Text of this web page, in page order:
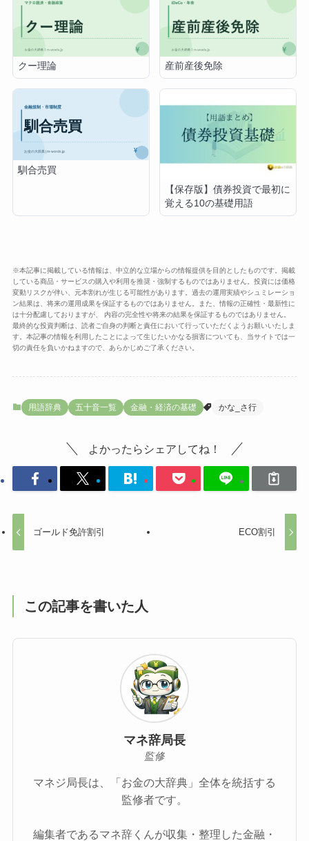
クー理論 産前産後免除
馴合売買
【保存版】債券投資で最初に
覚える10の基礎用語
※本記事に掲載している情報は、中立的な立場からの情報提供を目的としたものです。掲載
している商品・サービスの購入や利用を推奨・強制するものではありません。投資には価格
変動リスクが伴い、元本割れが生じる可能性があります。過去の運用実績やシュミレーショ
ン結果は、将来の運用成果を保証するものではありません。また、情報の正確性・最新性に
は十分配慮しておりますが、 内容の完全性や将来の結果を保証するものではありません。
最終的な投資判断は、読者ご自身の判断と責任において行っていただくようお願いいたしま
す。本記事の情報を利用したことによって生じたいかなる損害についても、当サイトでは一
切の責任を負いかねますので、あらかじめご了承ください。
用語辞典 五十音一覧 金融・経済の基礎 かな_さ行
よかったらシェアしてね！
ゴールド免許割引 ECO割引
この記事を書いた人
マネ辞局長
監修
マネジ局長は、「お金の大辞典」全体を統括する
監修者です。
編集者であるマネ辞くんが収集・整理した金融・